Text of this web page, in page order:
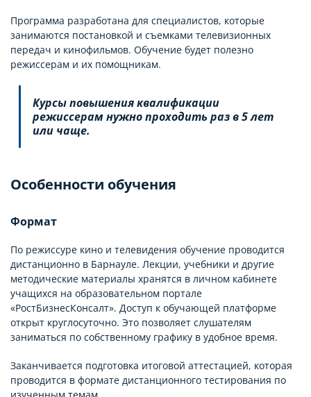
Программа разработана для специалистов, которые
занимаются постановкой и съемками телевизионных
передач и кинофильмов. Обучение будет полезно
режиссерам и их помощникам.
Курсы повышения квалификации
режиссерам нужно проходить раз в 5 лет
или чаще.
Особенности обучения
Формат
По режиссуре кино и телевидения обучение проводится
дистанционно в Барнауле. Лекции, учебники и другие
методические материалы хранятся в личном кабинете
учащихся на образовательном портале
«РостБизнесКонсалт». Доступ к обучающей платформе
открыт круглосуточно. Это позволяет слушателям
заниматься по собственному графику в удобное время.
Заканчивается подготовка итоговой аттестацией, которая
проводится в формате дистанционного тестирования по